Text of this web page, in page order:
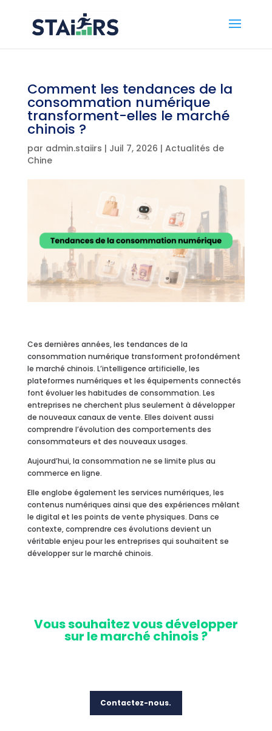
Comment les tendances de la
consommation numérique
transforment-elles le marché
chinois ?
par admin.staiirs | Juil 7, 2026 | Actualités de
Chine
Ces dernières années, les tendances de la
consommation numérique transforment profondément
le marché chinois. L’intelligence artificielle, les
plateformes numériques et les équipements connectés
font évoluer les habitudes de consommation. Les
entreprises ne cherchent plus seulement à développer
de nouveaux canaux de vente. Elles doivent aussi
comprendre l’évolution des comportements des
consommateurs et des nouveaux usages.
Aujourd’hui, la consommation ne se limite plus au
commerce en ligne.
Elle englobe également les services numériques, les
contenus numériques ainsi que des expériences mêlant
le digital et les points de vente physiques. Dans ce
contexte, comprendre ces évolutions devient un
véritable enjeu pour les entreprises qui souhaitent se
développer sur le marché chinois.
Vous souhaitez vous développer
sur le marché chinois ?
Contactez-nous.